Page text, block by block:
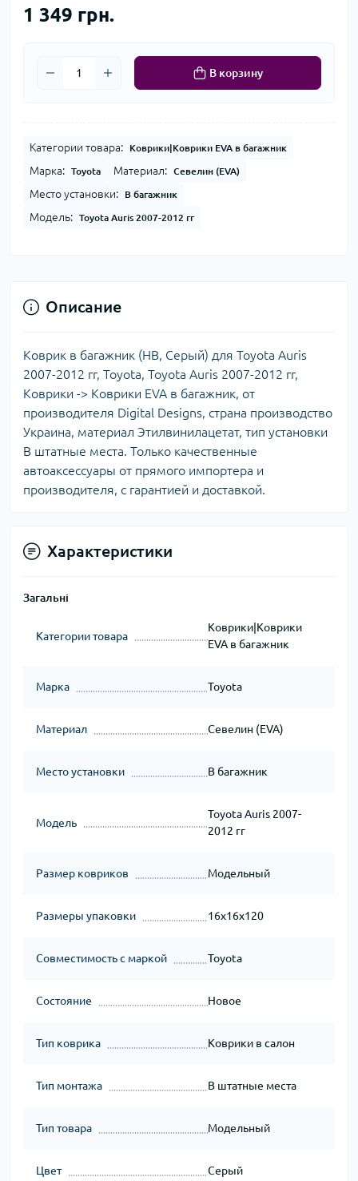
1 349 грн.
В корзину
Категории товара: Коврики|Коврики EVA в багажник
Марка: Toyota Материал: Севелин (EVA)
Место установки: В багажник
Модель: Toyota Auris 2007-2012 гг
Описание
Коврик в багажник (HB, Серый) для Toyota Auris
2007-2012 гг, Toyota, Toyota Auris 2007-2012 гг,
Коврики -> Коврики EVA в багажник, от
производителя Digital Designs, страна производство
Украина, материал Этилвинилацетат, тип установки
В штатные места. Только качественные
автоаксессуары от прямого импортера и
производителя, с гарантией и доставкой.
Характеристики
Загальні
Категории товара
Коврики|Коврики
EVA в багажник
Марка Toyota
Материал Севелин (EVA)
Место установки В багажник
Модель
Toyota Auris 2007-
2012 гг
Размер ковриков Модельный
Размеры упаковки 16x16x120
Совместимость с маркой Toyota
Состояние Новое
Тип коврика Коврики в салон
Тип монтажа В штатные места
Тип товара Модельный
Цвет Серый